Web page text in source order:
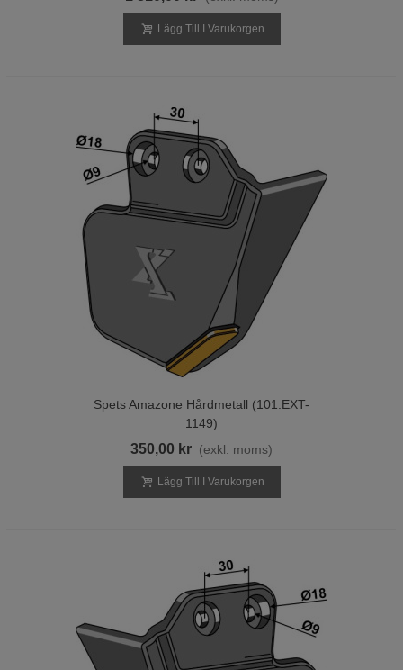
Lägg Till I Varukorgen
Spets Amazone Hårdmetall (101.EXT-
1149)
350,00 kr (exkl. moms)
Lägg Till I Varukorgen